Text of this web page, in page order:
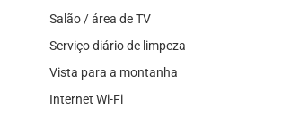
Salão / área de TV
Serviço diário de limpeza
Vista para a montanha
Internet Wi-Fi